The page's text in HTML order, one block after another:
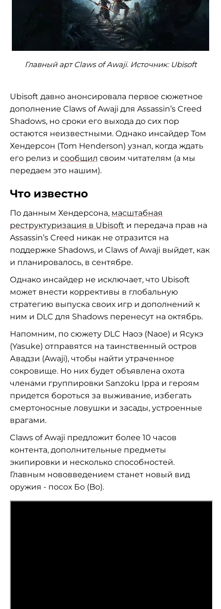
Главный арт Claws of Awaji. Источник: Ubisoft
Ubisoft давно анонсировала первое сюжетное
дополнение Claws of Awaji для Assassin’s Creed
Shadows, но сроки его выхода до сих пор
остаются неизвестными. Однако инсайдер Том
Хендерсон (Tom Henderson) узнал, когда ждать
его релиз и сообщил своим читателям (а мы
передаем это нашим).
Что известно
По данным Хендерсона, масштабная
реструктуризация в Ubisoft и передача прав на
Assassin’s Creed никак не отразится на
поддержке Shadows, и Claws of Awaji выйдет, как
и планировалось, в сентябре.
Однако инсайдер не исключает, что Ubisoft
может внести коррективы в глобальную
стратегию выпуска своих игр и дополнений к
ним и DLC для Shadows перенесут на октябрь.
Напомним, по сюжету DLC Наоэ (Naoe) и Ясукэ
(Yasuke) отправятся на таинственный остров
Авадзи (Awaji), чтобы найти утраченное
сокровище. Но них будет объявлена охота
членами группировки Sanzoku Ippa и героям
придется бороться за выживание, избегать
смертоносные ловушки и засады, устроенные
врагами.
Claws of Awaji предложит более 10 часов
контента, дополнительные предметы
экипировки и несколько способностей.
Главным нововведением станет новый вид
оружия - посох Бо (Bo).